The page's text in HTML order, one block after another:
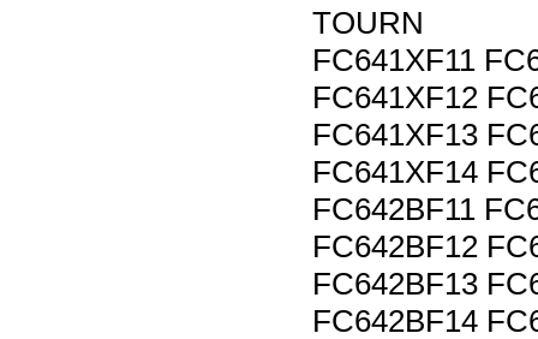
TOURN
FC641XF11
FC641XF12
FC641XF13
FC641XF14
FC642BF11
FC642BF12
FC642BF13
FC642BF14